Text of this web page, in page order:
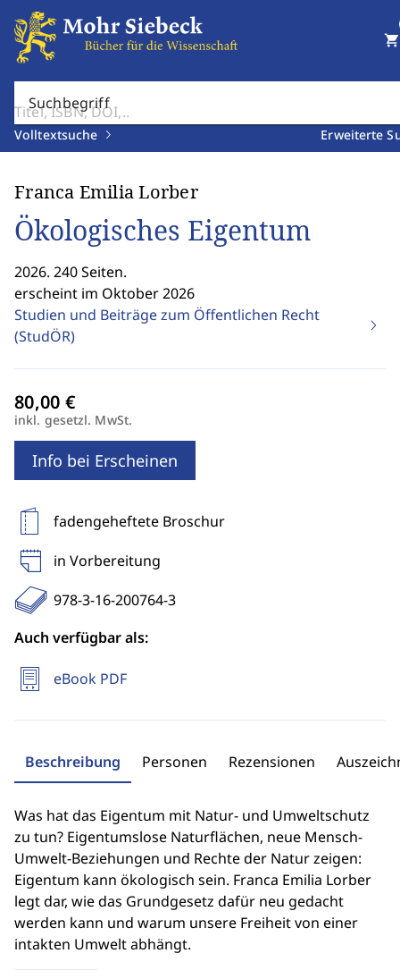
Suchbegriff
Volltextsuche Erweiterte
shopping_cart
Franca Emilia Lorber
Ökologisches Eigentum
2026. 240 Seiten.
erscheint im Oktober 2026
Studien und Beiträge zum Öffentlichen Recht
(StudÖR)
inkl. gesetzl. MwSt.
Info bei Erscheinen
fadengeheftete Broschur
in Vorbereitung
978-3-16-200764-3
Auch verfügbar als:
eBook PDF
Beschreibung Personen Rezensionen
Was hat das Eigentum mit Natur- und Umweltschutz
zu tun? Eigentumslose Naturflächen, neue Mensch-
Umwelt-Beziehungen und Rechte der Natur zeigen:
Eigentum kann ökologisch sein. Franca Emilia Lorber
legt dar, wie das Grundgesetz dafür neu gedacht
werden kann und warum unsere Freiheit von einer
intakten Umwelt abhängt.